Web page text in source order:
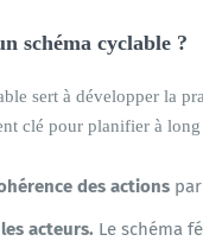
schéma cyclable ?
sert à développer la
clé pour planifier à
des actions
acteurs. Le schéma